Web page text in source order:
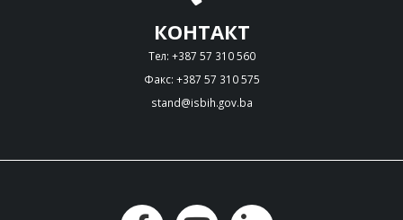
КОНТАКТ
Тел: +387 57 310 560
Факс: +387 57 310 575
stand@isbih.gov.ba